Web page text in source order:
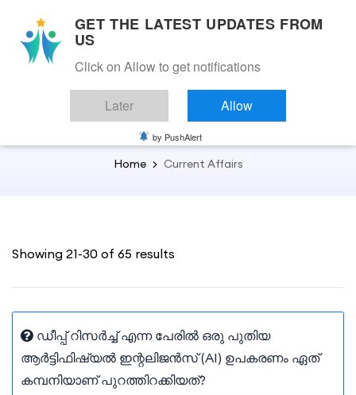
Back to Current Affairs
Current Affairs
Home Current Affairs
Showing 21-30 of 65 results
ഡീപ്പ് റിസർച്ച് എന്ന പേരിൽ ഒരു പുതിയ
ആർട്ടിഫിഷ്യൽ ഇന്റലിജൻസ് (AI) ഉപകരണം ഏത്
കമ്പനിയാണ് പുറത്തിറക്കിയത്?
GET THE LATEST UPDATES FROM
US
Click on Allow to get notifications
Later Allow
by PushAlert